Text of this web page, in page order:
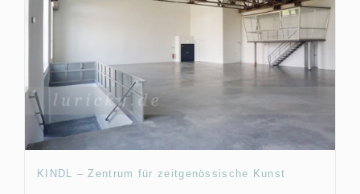
KINDL – Zentrum für zeitgenössische Kunst